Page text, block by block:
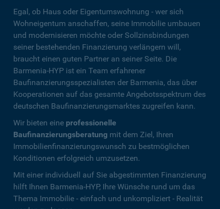
Egal, ob Haus oder Eigentumswohnung - wer sich
Wohneigentum anschaffen, seine Immobilie umbauen
und modernisieren möchte oder Sollzinsbindungen
seiner bestehenden Finanzierung verlängern will,
braucht einen guten Partner an seiner Seite. Die
Barmenia-HYP ist ein Team erfahrener
Baufinanzierungsspezialisten der Barmenia, das über
Kooperationen auf das gesamte Angebotsspektrum des
deutschen Baufinanzierungsmarktes zugreifen kann.
Wir bieten eine professionelle
Baufinanzierungsberatung mit dem Ziel, Ihren
Immobilienfinanzierungswunsch zu bestmöglichen
Konditionen erfolgreich umzusetzen.
Mit einer individuell auf Sie abgestimmten Finanzierung
hilft Ihnen Barmenia-HYP, Ihre Wünsche rund um das
Thema Immobilie - einfach und unkompliziert - Realität